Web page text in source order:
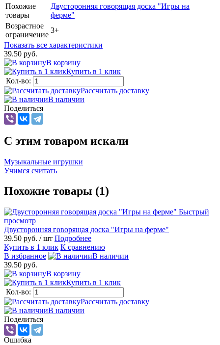
Похожие
товары
Двусторонняя говорящая доска "Игры на
ферме"
Возрастное
ограничение
3+
Показать все характеристики
39.50 руб.
В корзину
Купить в 1 клик
Кол-во:
Рассчитать доставку
В наличии
Поделиться
C этим товаром искали
Музыкальные игрушки
Учимся считать
Похожие товары (1)
Быстрый
просмотр
Двусторонняя говорящая доска "Игры на ферме"
39.50 руб. / шт Подробнее
Купить в 1 клик К сравнению
В избранное
В наличии
39.50 руб.
В корзину
Купить в 1 клик
Кол-во:
Рассчитать доставку
В наличии
Поделиться
Ошибка